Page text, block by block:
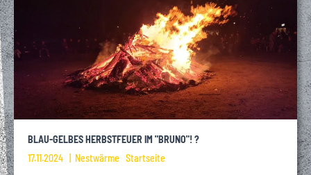
BLAU-GELBES HERBSTFEUER IM "BRUNO"! ?
17.11.2024
Nestwärme Startseite